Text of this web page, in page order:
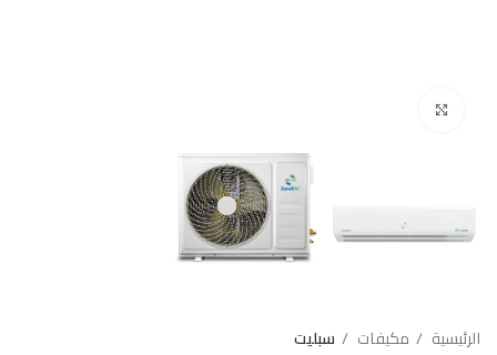
الرئيسية مكيفات سبليت